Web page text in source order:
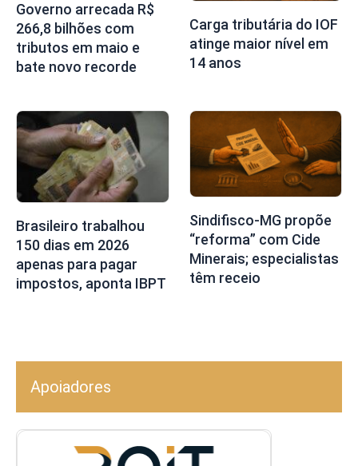
Governo arrecada R$
266,8 bilhões com
tributos em maio e
bate novo recorde
Carga tributária do IOF
atinge maior nível em
14 anos
Brasileiro trabalhou
150 dias em 2026
apenas para pagar
impostos, aponta IBPT
Sindifisco-MG propõe
“reforma” com Cide
Minerais; especialistas
têm receio
Apoiadores